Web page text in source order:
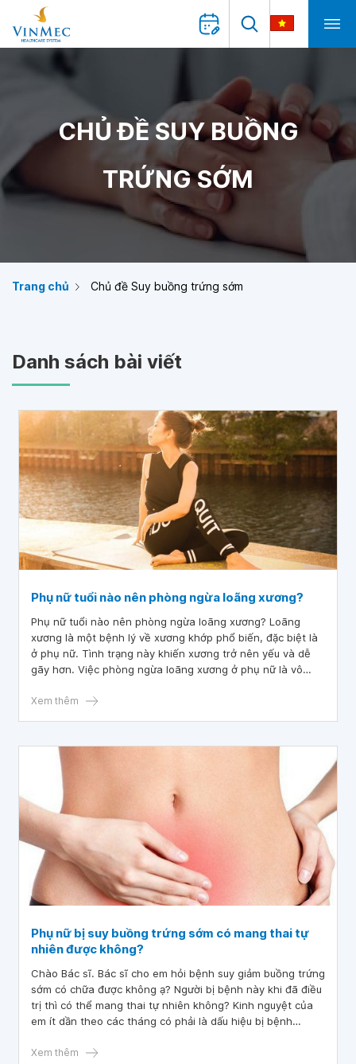
CHỦ ĐỀ SUY BUỒNG
TRỨNG SỚM
Trang chủ Chủ đề Suy buồng trứng sớm
Danh sách bài viết
Phụ nữ tuổi nào nên phòng ngừa loãng xương?
Phụ nữ tuổi nào nên phòng ngừa loãng xương? Loãng
xương là một bệnh lý về xương khớp phổ biến, đặc biệt là
ở phụ nữ. Tình trạng này khiến xương trở nên yếu và dễ
gãy hơn. Việc phòng ngừa loãng xương ở phụ nữ là vô
sống.
Xem thêm
Phụ nữ bị suy buồng trứng sớm có mang thai tự
nhiên được không?
Chào Bác sĩ. Bác sĩ cho em hỏi bệnh suy giảm buồng trứng
sớm có chữa được không ạ? Người bị bệnh này khi đã điều
trị thì có thể mang thai tự nhiên không? Kinh nguyệt của
em ít dần theo các tháng có phải là dấu hiệu bị bệnh
Xem thêm